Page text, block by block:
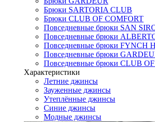
Брюки SARTORIA CLUB
Брюки CLUB OF COMFORT
Повседневные брюки SAN
Повседневные брюки
Повседневные брюки FYNCH
Повседневные брюки
Повседневные брюки CLUB
Характеристики
Летние джинсы
Зауженные джинсы
Утеплённые джинсы
Синие джинсы
Модные джинсы